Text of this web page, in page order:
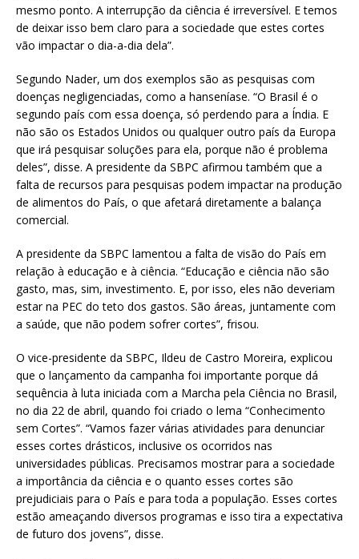
mesmo ponto. A interrupção da ciência é irreversível. E temos
de deixar isso bem claro para a sociedade que estes cortes
vão impactar o dia-a-dia dela”.
Segundo Nader, um dos exemplos são as pesquisas com
doenças negligenciadas, como a hanseníase. “O Brasil é o
segundo país com essa doença, só perdendo para a Índia. E
não são os Estados Unidos ou qualquer outro país da Europa
que irá pesquisar soluções para ela, porque não é problema
deles”, disse. A presidente da SBPC afirmou também que a
falta de recursos para pesquisas podem impactar na produção
de alimentos do País, o que afetará diretamente a balança
comercial.
A presidente da SBPC lamentou a falta de visão do País em
relação à educação e à ciência. “Educação e ciência não são
gasto, mas, sim, investimento. E, por isso, eles não deveriam
estar na PEC do teto dos gastos. São áreas, juntamente com
a saúde, que não podem sofrer cortes”, frisou.
O vice-presidente da SBPC, Ildeu de Castro Moreira, explicou
que o lançamento da campanha foi importante porque dá
sequência à luta iniciada com a Marcha pela Ciência no Brasil,
no dia 22 de abril, quando foi criado o lema “Conhecimento
sem Cortes”. “Vamos fazer várias atividades para denunciar
esses cortes drásticos, inclusive os ocorridos nas
universidades públicas. Precisamos mostrar para a sociedade
a importância da ciência e o quanto esses cortes são
prejudiciais para o País e para toda a população. Esses cortes
estão ameaçando diversos programas e isso tira a expectativa
de futuro dos jovens”, disse.